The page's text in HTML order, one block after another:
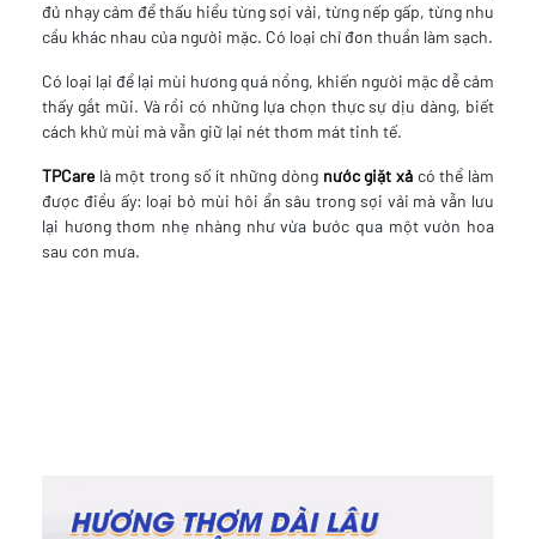
đủ nhạy cảm để thấu hiểu từng sợi vải, từng nếp gấp, từng nhu
cầu khác nhau của người mặc. Có loại chỉ đơn thuần làm sạch.
Có loại lại để lại mùi hương quá nồng, khiến người mặc dễ cảm
thấy gắt mũi. Và rồi có những lựa chọn thực sự dịu dàng, biết
cách khử mùi mà vẫn giữ lại nét thơm mát tinh tế.
TPCarelà một trong số ít những dòng nước giặt xả có thể làm
được điều ấy: loại bỏ mùi hôi ẩn sâu trong sợi vải mà vẫn lưu
lại hương thơm nhẹ nhàng như vừa bước qua một vườn hoa
sau cơn mưa.